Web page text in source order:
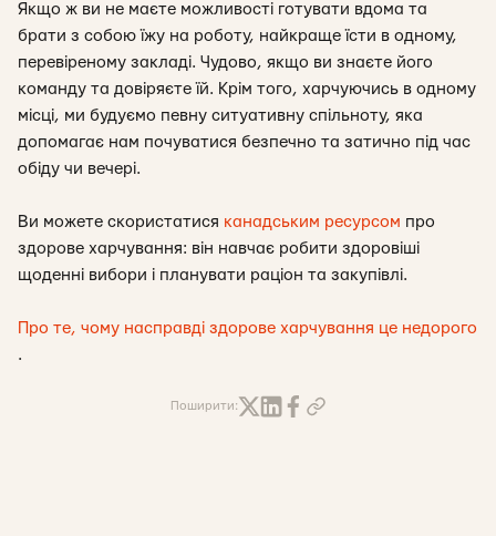
Якщо ж ви не маєте можливості готувати вдома та
брати з собою їжу на роботу, найкраще їсти в одному,
перевіреному закладі. Чудово, якщо ви знаєте його
команду та довіряєте їй. Крім того, харчуючись в одному
місці, ми будуємо певну ситуативну спільноту, яка
допомагає нам почуватися безпечно та затично під час
обіду чи вечері.
Ви можете скористатися канадським ресурсом про
здорове харчування: він навчає робити здоровіші
щоденні вибори і планувати раціон та закупівлі.
Про те, чому насправді здорове харчування це недорого
.
Поширити: